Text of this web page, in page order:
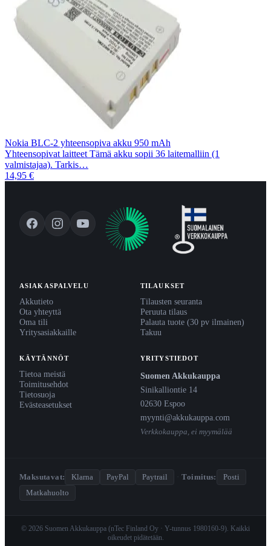
Nokia BLC-2 yhteensopiva akku 950 mAh
Yhteensopivat laitteet Tämä akku sopii 36 laitemalliin (1
valmistajaa). Tarkis…
14,95 €
ASIAKASPALVELU
Akkutieto
Ota yhteyttä
Oma tili
Yritysasiakkaille
TILAUKSET
Tilausten seuranta
Peruuta tilaus
Palauta tuote (30 pv ilmainen)
Takuu
KÄYTÄNNÖT
Tietoa meistä
Toimitusehdot
Tietosuoja
Evästeasetukset
YRITYSTIEDOT
Suomen Akkukauppa
Sinikalliontie 14
02630 Espoo
myynti@akkukauppa.com
Verkkokauppa, ei myymälää
Maksutavat: Klarna PayPal Paytrail · Toimitus:
Posti
Matkahuolto
© 2026 Suomen Akkukauppa (nTec Finland Oy · Y-tunnus 1980160-9). Kaikki
oikeudet pidätetään.